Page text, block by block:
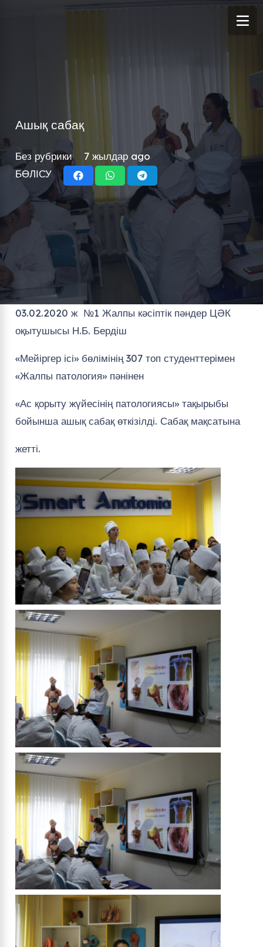
Ашық сабақ
Без рубрики
7 жылдар ago
БӨЛІСУ
03.02.2020 ж №1 Жалпы кәсіптік пәндер ЦӘК
оқытушысы Н.Б. Бердіш
«Мейіргер ісі» бөлімінің 307 топ студенттерімен
«Жалпы патология» пәнінен
«Ас қорыту жүйесінің патологиясы» тақырыбы
бойынша ашық сабақ өткізілді. Сабақ мақсатына
жетті.